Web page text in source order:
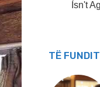
TË FUNDIT